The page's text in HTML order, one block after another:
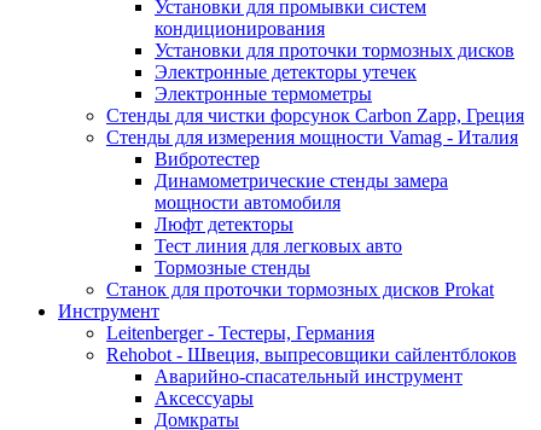
Установки для промывки систем
кондиционирования
Установки для проточки тормозных дисков
Электронные детекторы утечек
Электронные термометры
Стенды для чистки форсунок Carbon Zapp, Греция
Стенды для измерения мощности Vamag - Италия
Вибротестер
Динамометрические стенды замера
мощности автомобиля
Люфт детекторы
Тест линия для легковых авто
Тормозные стенды
Станок для проточки тормозных дисков Prokat
Инструмент
Leitenberger - Тестеры, Германия
Rehobot - Швеция, выпресовщики сайлентблоков
Аварийно-спасательный инструмент
Аксессуары
Домкраты